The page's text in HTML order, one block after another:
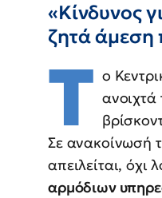
«Κίνδυνος
ζητά
Τ ο
ανοιχτά
Σε ανακοίνωσή
απειλείται, όχι
αρμόδιων